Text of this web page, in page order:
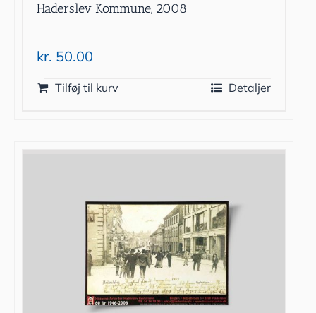
Haderslev Kommune, 2008
kr. 50.00
Tilføj til kurv Detaljer